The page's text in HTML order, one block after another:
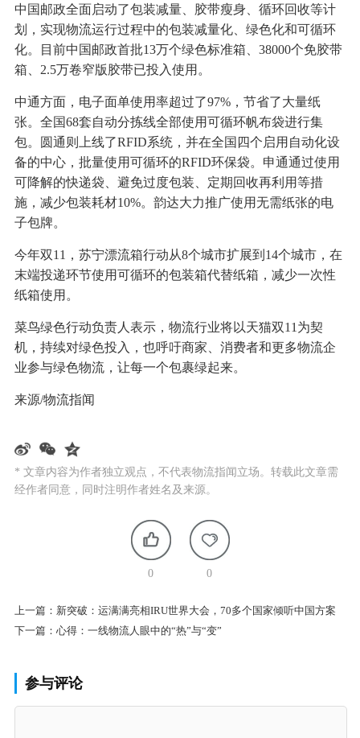
中国邮政全面启动了包装减量、胶带瘦身、循环回收等计
划，实现物流运行过程中的包装减量化、绿色化和可循环
化。目前中国邮政首批13万个绿色标准箱、38000个免胶带
箱、2.5万卷窄版胶带已投入使用。
中通方面，电子面单使用率超过了97%，节省了大量纸
张。全国68套自动分拣线全部使用可循环帆布袋进行集
包。圆通则上线了RFID系统，并在全国四个启用自动化设
备的中心，批量使用可循环的RFID环保袋。申通通过使用
可降解的快递袋、避免过度包装、定期回收再利用等措
施，减少包装耗材10%。韵达大力推广使用无需纸张的电
子包牌。
今年双11，苏宁漂流箱行动从8个城市扩展到14个城市，在
末端投递环节使用可循环的包装箱代替纸箱，减少一次性
纸箱使用。
菜鸟绿色行动负责人表示，物流行业将以天猫双11为契
机，持续对绿色投入，也呼吁商家、消费者和更多物流企
业参与绿色物流，让每一个包裹绿起来。
来源/物流指闻
* 文章内容为作者独立观点，不代表物流指闻立场。转载此文章需
经作者同意，同时注明作者姓名及来源。
0 0
上一篇： 新突破：运满满亮相IRU世界大会，70多个国家倾听中国方案
下一篇： 心得：一线物流人眼中的“热”与“变”
参与评论